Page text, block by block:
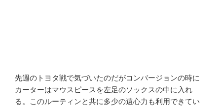
先週のトヨタ戦で気づいたのだがコンバージョンの時に
カーターはマウスピースを左足のソックスの中に入れ
る。このルーティンと共に多少の遠心力も利用できてい